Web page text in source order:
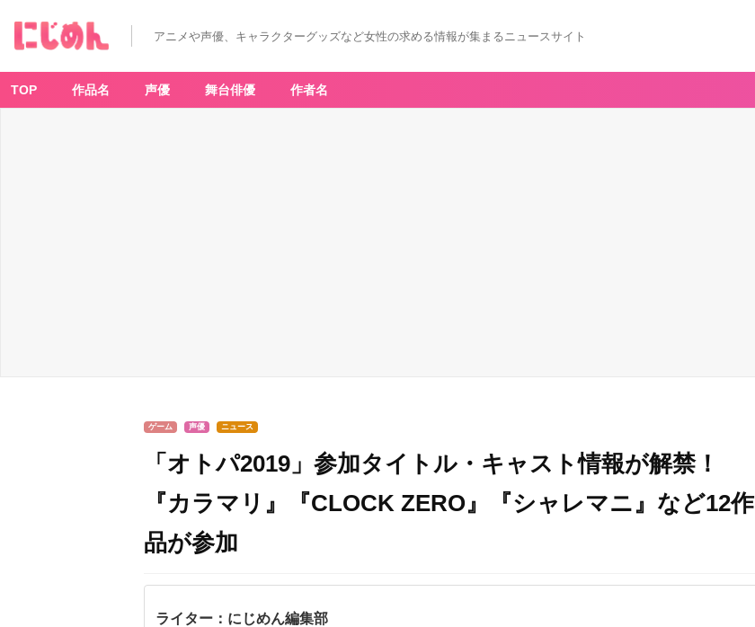
アニメや声優、キャラクターグッズなど女性の求める情報が集まるニュースサイト
TOP 作品名 声優 舞台俳優 作者名
ゲーム 声優 ニュース
「オトパ2019」参加タイトル・キャスト情報が解禁！
『カラマリ』『CLOCK ZERO』『シャレマニ』など12作
品が参加
ライター：にじめん編集部